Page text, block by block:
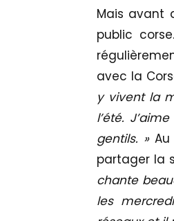
Mais avant
public
avec la
y vivent la
l’été.
gentils. »Au
partager la
chante
les